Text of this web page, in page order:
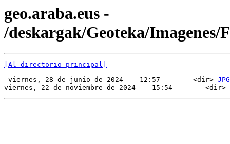
geo.araba.eus -
/deskargak/Geoteka/Imagenes/
[Al directorio principal]
viernes, 28 de junio de 2024    12:57        <dir> JPG
viernes, 22 de noviembre de 2024    15:54        <dir>